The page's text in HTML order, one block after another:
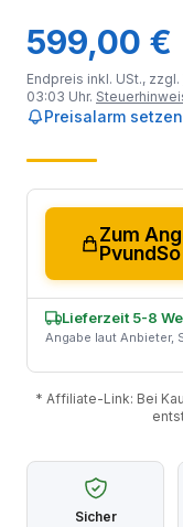
599,00 €
Endpreis inkl. USt., zzgl.
03:03 Uhr.
Preisalarm setzen
Zum
PvundSo
Lieferzeit 5-8
Angabe laut Anbieter,
* Affiliate-Link: Bei
Sicher